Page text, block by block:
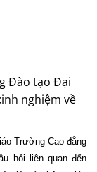
Đào tạo Đại
nghiệm về
Trường Cao đẳng
hỏi liên quan đến